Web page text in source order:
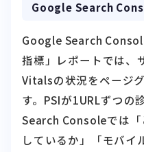
Google Search
Vitalsの状況をページ
す。PSIが1URLずつの
Search Consoleでは「
しているか」「モバイ
を一覧で確認できる点